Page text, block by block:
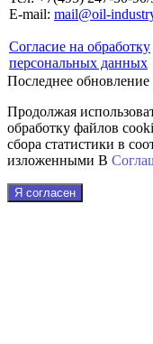
E-mail: mail@oil-
Согласие на обработку
персональных данных
Последнее обновление
Продолжая
обработку файлов
сбора статистики в
изложенными В
Я согласен